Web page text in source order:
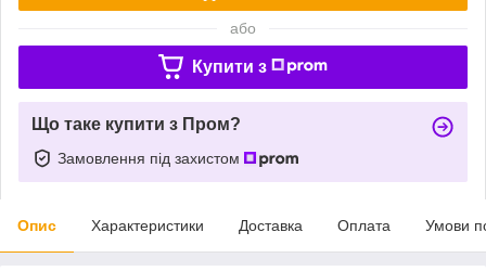
або
Купити з
Що таке купити з Пром?
Замовлення під захистом
Опис Характеристики Доставка Оплата Умови